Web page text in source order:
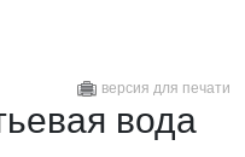
версия для печати
вода